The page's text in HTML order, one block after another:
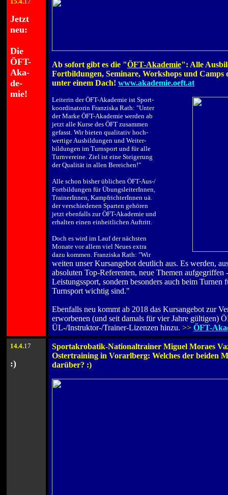
Jetzt
neu:
Die
ÖFT-
Aka-
de-
mie!
Ab sofort gibt es die "ÖFT-Akademie": Alle
Fortbildungen, Seminare, Workshops und Camps
unter einem Dach! www.akademie.oeft.at
Leiterin der ÖFT-Akademie ist Sport-
koordinatorin Franziska Rath: "Unter
der Marke ÖFT-Akademie werden ab
jetzt alle Kurse des ÖFT zusammen
gefasst. Wir bieten qualitativ hoch-
wertige Ausbildungen und Weiter-
bildungen im Turnsport und für alle
Turnvereine. Ziel ist eine Steigerung
der Qualität in allen Bereichen!"
Alle schon bisher üblichen ÖFT-Aus-/
Fortbildungen für ÜbungsleiterInnen,
TrainerInnen, KampfrichterInnen uä.
der verschiedenen Sparten gehören
jetzt ebenfalls zur ÖFT-Akademie und
erhalten einen einheitlichen Auftritt.
Doch es wird im Lauf der nächsten
Monate vor allem viel Neues extra
dazu kommen. Franziska Rath: "Wir
weiten unser Kursangebot deutlich aus. Es werden,
absoluten Top-Referenten, neue Themen aufgegriffen
Leistungssport, sondern besonders auch beim Turnen
Turnsport wichtig sind."
Ebenfalls neu kommt ab 2018 das Kursangebot zur
erworbenen (und seit damals für vier Jahre gültigen)
ÜL-/Instruktor-/Trainer-Lizenzen hinzu. >> ÖFT-
14.4.17
:)
Sportakrobatik-Nationaltrainer Miguel Moraes
Ostertraining in Vorarlberg: Welches der beiden
darüber? :)